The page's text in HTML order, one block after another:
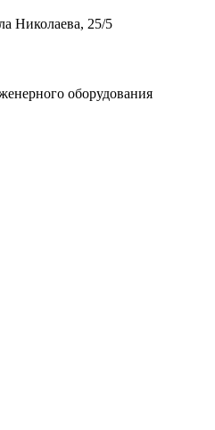
Николаева, 25/5
оборудования